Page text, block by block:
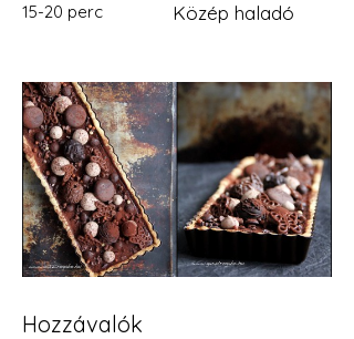
15-20 perc Közép haladó
Hozzávalók